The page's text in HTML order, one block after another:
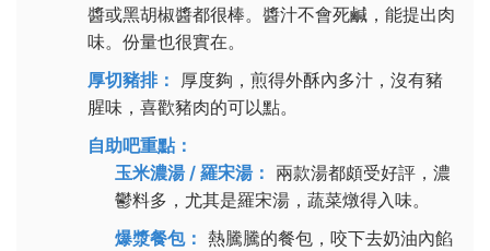
醬或黑胡椒醬都很棒。醬汁不會死鹹，能提出肉
味。份量也很實在。
厚切豬排： 厚度夠，煎得外酥內多汁，沒有豬
腥味，喜歡豬肉的可以點。
自助吧重點：
玉米濃湯 / 羅宋湯： 兩款湯都頗受好評，濃
鬱料多，尤其是羅宋湯，蔬菜燉得入味。
爆漿餐包： 熱騰騰的餐包，咬下去奶油內餡